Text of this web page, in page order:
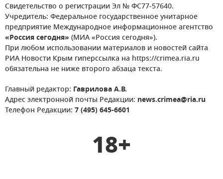
Свидетельство о регистрации Эл № ФС77-57640.
Учредитель: Федеральное государственное унитарное
предприятие Международное информационное агентство
«Россия сегодня» (МИА «Россия сегодня»).
При любом использовании материалов и новостей сайта
РИА Новости Крым гиперссылка на https://crimea.ria.ru
обязательна не ниже второго абзаца текста.
Главный редактор: Гаврилова А.В.
Адрес электронной почты Редакции: news.crimea@ria.ru
Телефон Редакции: 7 (495) 645-6601
18+